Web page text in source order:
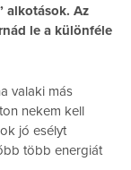
alkotások. Az
le a különféle
valaki más
nekem kell
jó esélyt
több energiát